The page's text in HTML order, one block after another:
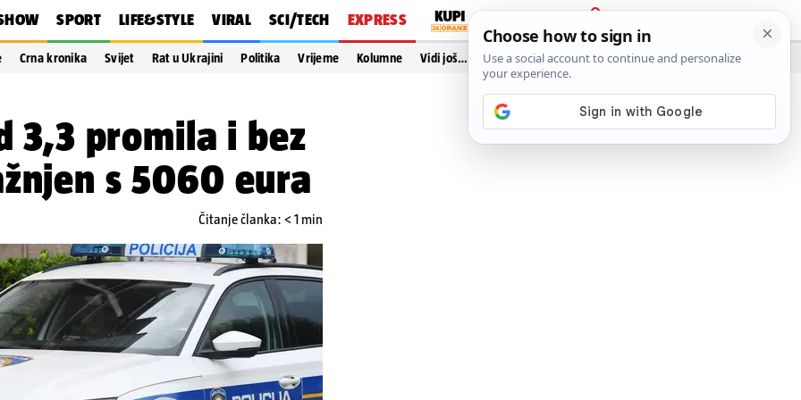
SPORT LIFE&STYLE VIRAL SCI/TECH EXPRESS
PRIJAVA
Crna kronika Svijet Rat u Ukrajini Politika Vrijeme Kolumne Vidi još…
3,3 promila i bez
s 5060 eura
Čitanje članka: < 1 min